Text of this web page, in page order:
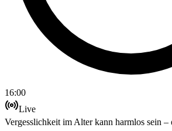
16:00
Live
Vergesslichkeit im Alter kann harmlos sein –